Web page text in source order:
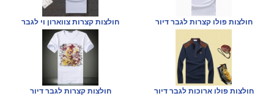
חולצות קצרות צווארון וי לגבר חולצות פולו קצרות לגבר דיור
חולצות קצרות לגבר דיור חולצות פולו ארוכות לגבר דיור